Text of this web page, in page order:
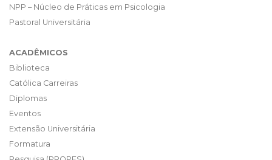
NPP – Núcleo de Práticas em Psicologia
Pastoral Universitária
ACADÊMICOS
Biblioteca
Católica Carreiras
Diplomas
Eventos
Extensão Universitária
Formatura